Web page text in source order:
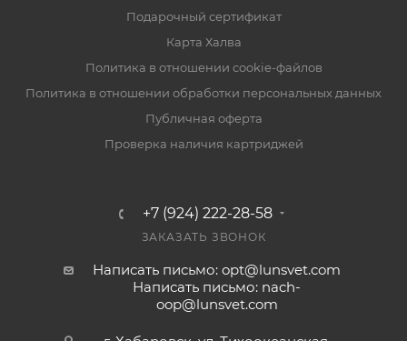
Подарочный сертификат
Карта Халва
Политика в отношении cookie-файлов
Политика в отношении обработки персональных данных
Публичная оферта
Проверка наличия картриджей
+7 (924) 222-28-58
ЗАКАЗАТЬ ЗВОНОК
Написать письмо: opt@lunsvet.com
Написать письмо: nach-
oop@lunsvet.com